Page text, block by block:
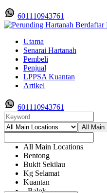
601110943761
Utama
Senarai Hartanah
Pembeli
Penjual
LPPSA Kuantan
Artikel
601110943761
All Main
All Main Locations
Bentong
Bukit Sekilau
Kg Selamat
Kuantan
- Balok